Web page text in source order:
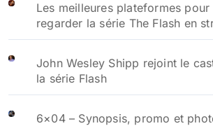
Les meilleures plateformes pour
regarder la série The Flash en
John Wesley Shipp rejoint le
la série Flash
6×04 – Synopsis, promo et